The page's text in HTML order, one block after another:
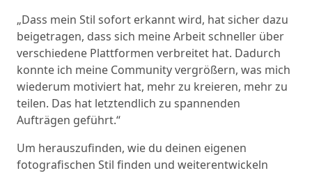
„Dass mein Stil sofort erkannt wird, hat sicher dazu
beigetragen, dass sich meine Arbeit schneller über
verschiedene Plattformen verbreitet hat. Dadurch
konnte ich meine Community vergrößern, was mich
wiederum motiviert hat, mehr zu kreieren, mehr zu
teilen. Das hat letztendlich zu spannenden
Aufträgen geführt.“
Um herauszufinden, wie du deinen eigenen
fotografischen Stil finden und weiterentwickeln